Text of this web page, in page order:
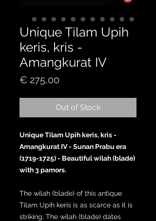
Unique Tilam Upih
keris, kris -
Amangkurat IV
€ 275,00
Out of Stock
Unique Tilam Upih keris, kris -
Amangkurat IV - Sunan Prabu era
(1719-1725) - Beautiful wilah (blade)
with 3 pamors.
The wilah (blade) of this antique
Tilam Upih keris is as scarce as it is
striking. The wilah (blade) dates